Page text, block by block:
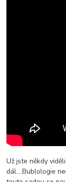
Už jste někdy
dál....Bublologie